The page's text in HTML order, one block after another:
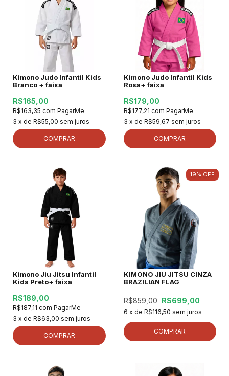
Kimono Judo Infantil Kids
Branco + faixa
R$165,00
R$163,35 com PagarMe
3 x de R$55,00 sem juros
COMPRAR
Kimono Judo Infantil Kids
Rosa+ faixa
R$179,00
R$177,21 com PagarMe
3 x de R$59,67 sem juros
COMPRAR
Kimono Jiu Jitsu Infantil
Kids Preto+ faixa
R$189,00
R$187,11 com PagarMe
3 x de R$63,00 sem juros
COMPRAR
19% OFF
KIMONO JIU JITSU CINZA
BRAZILIAN FLAG
R$859,00 R$699,00
6 x de R$116,50 sem juros
COMPRAR